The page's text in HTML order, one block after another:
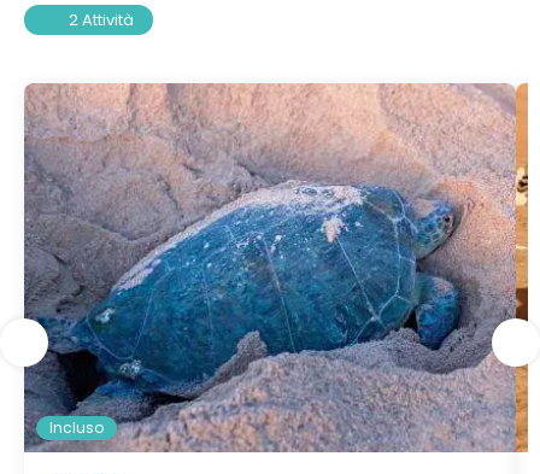
2 Attività
Incluso